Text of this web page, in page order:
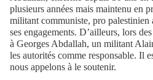
plusieurs années mais maintenu en
militant communiste, pro palestinien
ses engagements. D’ailleurs, lors
à Georges Abdallah, un militant
les autorités comme responsable. Il
nous appelons à le soutenir.